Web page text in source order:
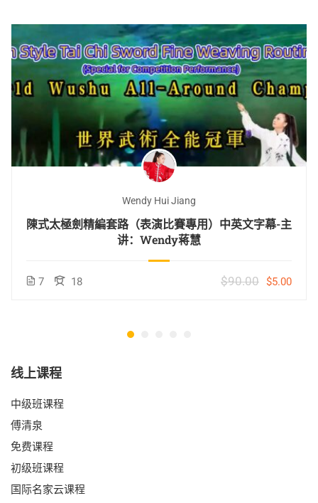
Wendy Hui Jiang
陳式太極劍精編套路（表演比賽專用）中英文字幕-主
讲：Wendy蒋慧
7 18 $90.00 $5.00
线上课程
中级班课程
傅清泉
免费课程
初级班课程
国际名家云课程